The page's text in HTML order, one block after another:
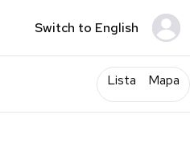
Switch to English
Lista Mapa